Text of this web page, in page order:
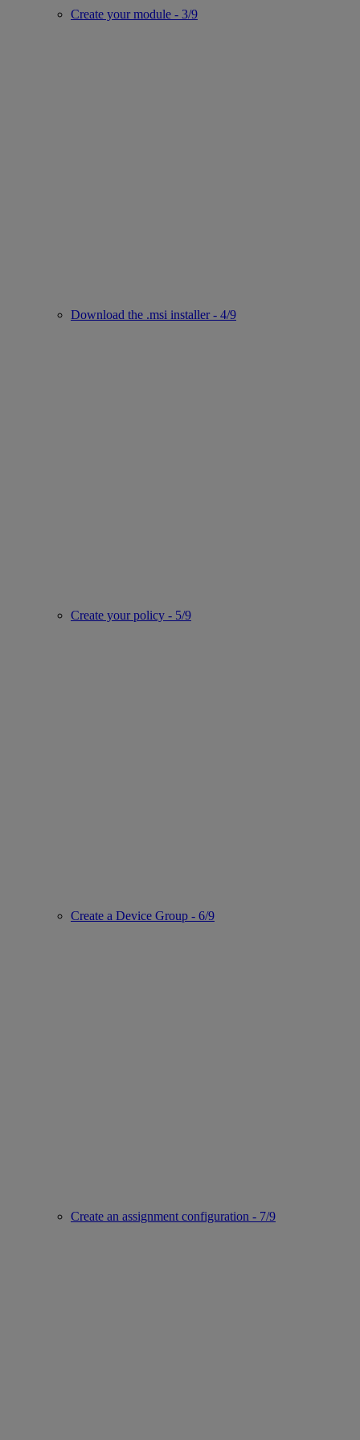
Create your module - 3/9
Download the .msi installer - 4/9
Create your policy - 5/9
Create a Device Group - 6/9
Create an assignment configuration - 7/9